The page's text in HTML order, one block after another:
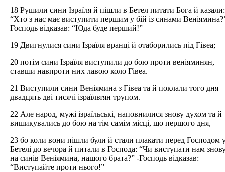
18 Рушили сини Ізраїля й пішли в Бетел питати Бога й казали:
“Хто з нас має виступити першим у бій із синами
Господь відказав: “Юда буде перший!”
19 Двигнулися сини Ізраїля вранці й отаборились під Гівеа;
20 потім сини Ізраїля виступили до бою проти веніяминян,
ставши навпроти них лавою коло Гівеа.
21 Виступили сини Веніямина з Гівеа та й поклали того дня
двадцять дві тисячі ізраїльтян трупом.
22 Але народ, мужі ізраїльські, наповнилися знову духом та й
вишикувались до бою на тім самім місці, що першого дня,
23 бо коли вони пішли були й стали плакати перед Господом
Бетелі до вечора й питали в Господа: “Чи виступати нам
на синів Веніямина, нашого брата?” -Господь відказав:
“Виступайте проти нього!”